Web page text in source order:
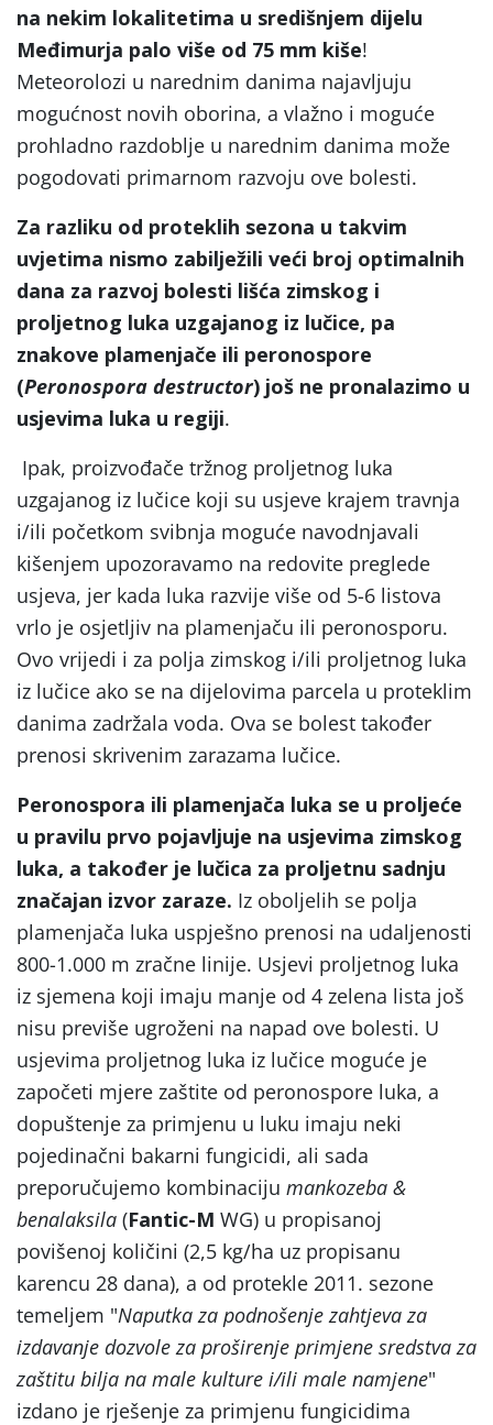
na nekim lokalitetima u središnjem dijelu
Međimurja palo više od 75 mm kiše!
Meteorolozi u narednim danima najavljuju
mogućnost novih oborina, a vlažno i moguće
prohladno razdoblje u narednim danima može
pogodovati primarnom razvoju ove bolesti.
Za razliku od proteklih sezona u takvim
uvjetima nismo zabilježili veći broj optimalnih
dana za razvoj bolesti lišća zimskog i
proljetnog luka uzgajanog iz lučice, pa
znakove plamenjače ili peronospore
(Peronospora destructor) još ne pronalazimo u
usjevima luka u regiji.
Ipak, proizvođače tržnog proljetnog luka
uzgajanog iz lučice koji su usjeve krajem travnja
i/ili početkom svibnja moguće navodnjavali
kišenjem upozoravamo na redovite preglede
usjeva, jer kada luka razvije više od 5-6 listova
vrlo je osjetljiv na plamenjaču ili peronosporu.
Ovo vrijedi i za polja zimskog i/ili proljetnog luka
iz lučice ako se na dijelovima parcela u proteklim
danima zadržala voda. Ova se bolest također
prenosi skrivenim zarazama lučice.
Peronospora ili plamenjača luka se u proljeće
u pravilu prvo pojavljuje na usjevima zimskog
luka, a također je lučica za proljetnu sadnju
značajan izvor zaraze. Iz oboljelih se polja
plamenjača luka uspješno prenosi na udaljenosti
800-1.000 m zračne linije. Usjevi proljetnog luka
iz sjemena koji imaju manje od 4 zelena lista još
nisu previše ugroženi na napad ove bolesti. U
usjevima proljetnog luka iz lučice moguće je
započeti mjere zaštite od peronospore luka, a
dopuštenje za primjenu u luku imaju neki
pojedinačni bakarni fungicidi, ali sada
preporučujemo kombinaciju mankozeba &
benalaksila (Fantic-M WG) u propisanoj
povišenoj količini (2,5 kg/ha uz propisanu
karencu 28 dana), a od protekle 2011. sezone
temeljem "Naputka za podnošenje zahtjeva za
izdavanje dozvole za proširenje primjene sredstva za
zaštitu bilja na male kulture i/ili male namjene"
izdano je rješenje za primjenu fungicidima